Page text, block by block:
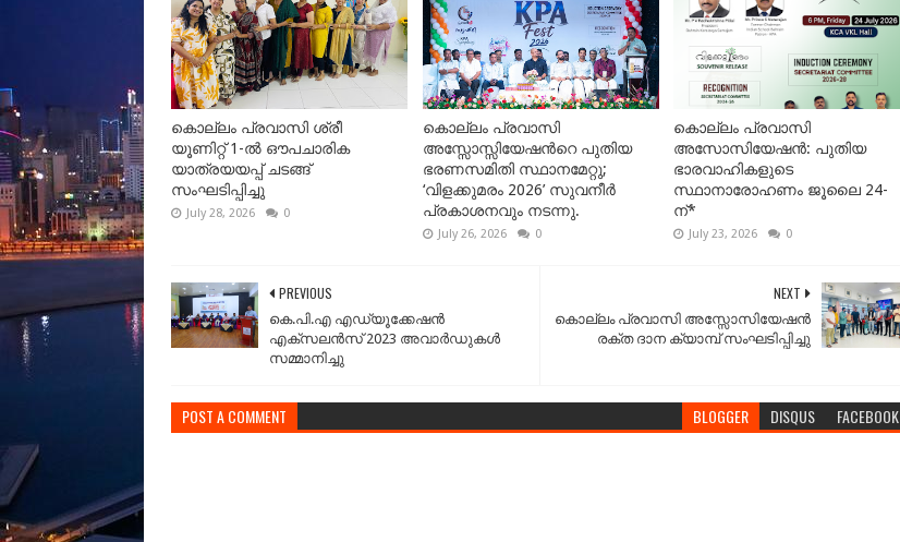
കൊല്ലം പ്രവാസി ശ്രീ
യൂണിറ്റ് 1-ൽ ഔപചാരിക
യാത്രയയപ്പ് ചടങ്ങ്
സംഘടിപ്പിച്ചു
July 28, 2026 0
കൊല്ലം പ്രവാസി
അസ്സോസ്സിയേഷന്‍റെ പുതിയ
ഭരണസമിതി സ്ഥാനമേറ്റു;
‘വിളക്കുമരം 2026’ സുവനീർ
പ്രകാശനവും നടന്നു.
July 26, 2026 0
കൊല്ലം പ്രവാസി
അസോസിയേഷൻ: പുതിയ
ഭാരവാഹികളുടെ
സ്ഥാനാരോഹണം ജൂലൈ 24-
ന്*
July 23, 2026 0
NEXT
കൊല്ലം പ്രവാസി അസ്സോസിയേഷൻ
രക്ത ദാന ക്യാമ്പ് സംഘടിപ്പിച്ചു
PREVIOUS
കെ.പി.എ എഡ്യൂക്കേഷൻ
എക്സലൻസ് 2023 അവാർഡുകൾ
സമ്മാനിച്ചു
POST A COMMENT BLOGGER DISQUS FACEBOOK